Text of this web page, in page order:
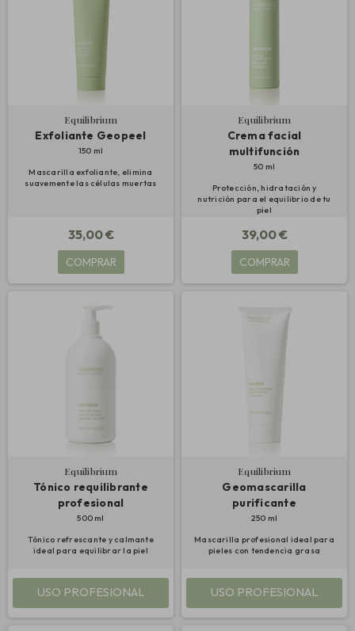
Equilibrium
Exfoliante Geopeel
150 ml
Mascarilla exfoliante, elimina
suavemente las células muertas
35,00 €
COMPRAR
Equilibrium
Crema facial
multifunción
50 ml
Protección, hidratación y
nutrición para el equilibrio de tu
piel
39,00 €
COMPRAR
Equilibrium
Tónico requilibrante
profesional
500 ml
Tónico refrescante y calmante
ideal para equilibrar la piel
USO PROFESIONAL
Equilibrium
Geomascarilla
purificante
250 ml
Mascarilla profesional ideal para
pieles con tendencia grasa
USO PROFESIONAL